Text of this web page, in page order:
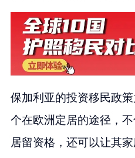
保加利亚的投资移民政
个在欧洲定居的途径，
居留资格，还可以让其